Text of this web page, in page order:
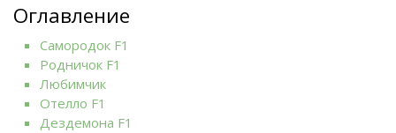
Оглавление
Самородок F1
Родничок F1
Любимчик
Отелло F1
Дездемона F1